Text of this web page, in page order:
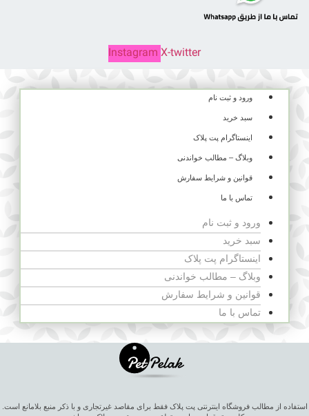
Instagram X-twitter
ورود و ثبت نام
سبد خرید
اینستاگرام پت پلاک
وبلاگ – مطالب خواندنی
قوانین و شرایط سفارش
تماس با ما
ورود و ثبت نام
سبد خرید
اینستاگرام پت پلاک
وبلاگ – مطالب خواندنی
قوانین و شرایط سفارش
تماس با ما
استفاده از مطالب فروشگاه اینترنتی پت پلاک فقط برای مقاصد غیرتجاری و با ذکر منبع بلامانع است.